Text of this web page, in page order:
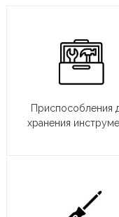
Приспособления
хранения